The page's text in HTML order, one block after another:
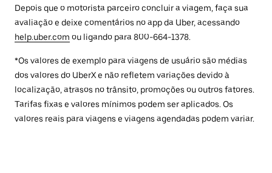
Depois que o motorista parceiro concluir a viagem, faça sua
avaliação e deixe comentários no app da Uber, acessando
help.uber.com ou ligando para 800-664-1378.
*Os valores de exemplo para viagens de usuário são médias
dos valores do UberX e não refletem variações devido à
localização, atrasos no trânsito, promoções ou outros fatores.
Tarifas fixas e valores mínimos podem ser aplicados. Os
valores reais para viagens e viagens agendadas podem variar.